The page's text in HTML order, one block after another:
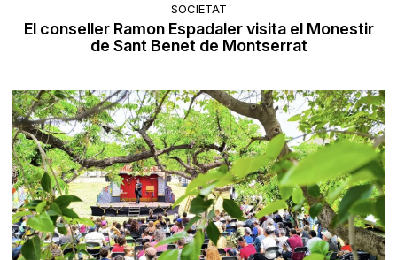
SOCIETAT
El conseller Ramon Espadaler visita el Monestir
de Sant Benet de Montserrat